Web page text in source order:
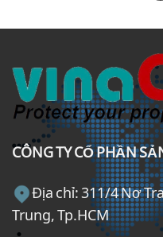
CÔNG TY CỔ PHẦN
Địa chỉ: 311/4 Nơ
Trung, Tp.HCM